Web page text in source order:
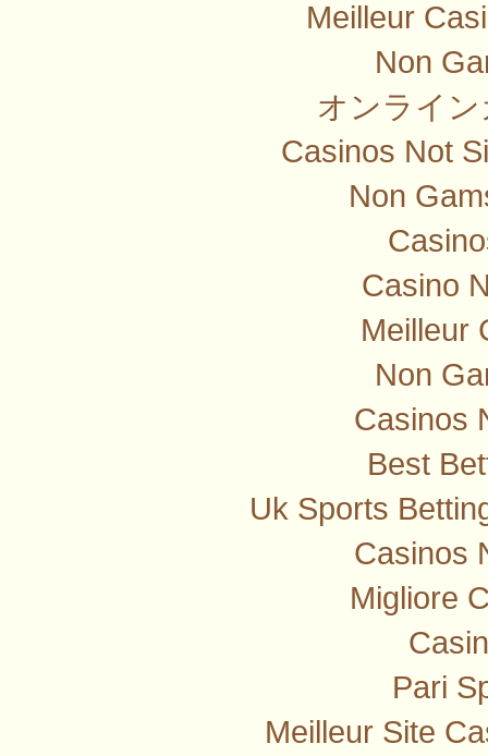
Meilleur
Non
オンライ
Casinos Not
Non
Casino
Meilleur
Non
Casinos
Best
Uk Sports
Casinos
Migliore
Pari
Meilleur Site